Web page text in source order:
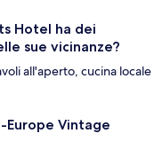
Hotel ha dei
sue vicinanze?
all'aperto, cucina locale
Europe Vintage